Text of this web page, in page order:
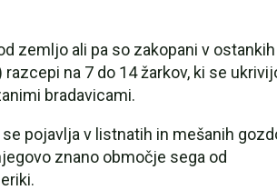
zemljo ali pa so zakopani v
na 7 do 14 žarkov, ki se
bradavicami.
pojavlja v listnatih in mešanih
znano območje sega od